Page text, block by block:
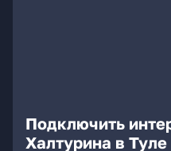
Подключить
Халтурина в Туле